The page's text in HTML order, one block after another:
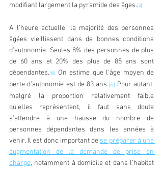
modifiant largement la pyramide des âges.[ii]
A l’heure actuelle, la majorité des personnes
âgées vieillissent dans de bonnes conditions
d’autonomie. Seules 8% des personnes de plus
de 60 ans et 20% des plus de 85 ans sont
dépendantes.[iii] On estime que l’âge moyen de
perte d’autonomie est de 83 ans.[iv] Pour autant,
malgré la proportion relativement faible
qu’elles représentent, il faut sans doute
s’attendre à une hausse du nombre de
personnes dépendantes dans les années à
venir. Il est donc important de se préparer à une
augmentation de la demande de prise en
charge, notamment à domicile et dans l’habitat